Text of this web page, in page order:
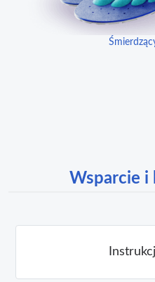
Wsparcie i